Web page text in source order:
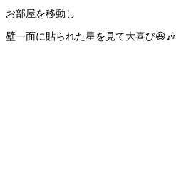
お部屋を移動し
壁一面に貼られた星を見て大喜び😆🎶